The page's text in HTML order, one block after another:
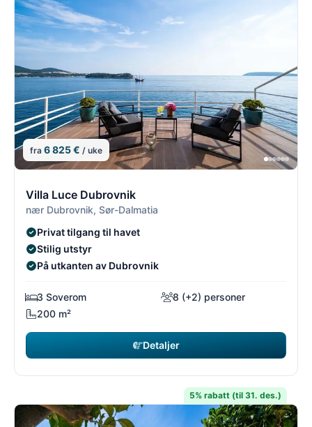
fra 6 825 € / uke
Villa Luce Dubrovnik
nær Dubrovnik, Sør-Dalmatia
Privat tilgang til havet
Stilig utstyr
På utkanten av Dubrovnik
3 Soverom
8 (+2) personer
200 m²
Detaljer
5% rabatt (til 31. des.)